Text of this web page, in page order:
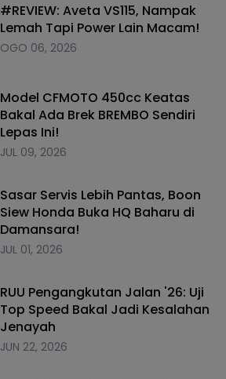
#REVIEW: Aveta VS115, Nampak
Lemah Tapi Power Lain Macam!
OGO 06, 2026
Model CFMOTO 450cc Keatas
Bakal Ada Brek BREMBO Sendiri
Lepas Ini!
JUL 09, 2026
Sasar Servis Lebih Pantas, Boon
Siew Honda Buka HQ Baharu di
Damansara!
JUL 01, 2026
RUU Pengangkutan Jalan '26: Uji
Top Speed Bakal Jadi Kesalahan
Jenayah
JUN 22, 2026